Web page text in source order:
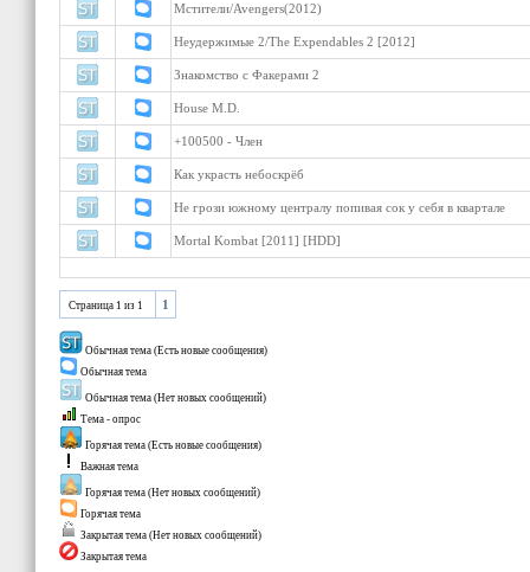
Мстители/Avengers(2012)
Неудержимые 2/The Expendables 2 [2012]
Знакомство с Факерами 2
House M.D.
+100500 - Член
Как украсть небоскрёб
Не грози южному централу попивая сок у себя в квартале
Mortal Kombat [2011] [HDD]
Страница 1 из 1 1
Обычная тема (Есть новые сообщения)
Обычная тема
Обычная тема (Нет новых сообщений)
Тема - опрос
Горячая тема (Есть новые сообщения)
Важная тема
Горячая тема (Нет новых сообщений)
Горячая тема
Закрытая тема (Нет новых сообщений)
Закрытая тема